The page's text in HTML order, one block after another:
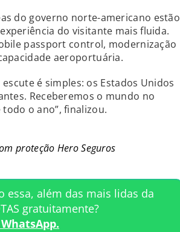
do governo norte-americano estão
do visitante mais fluida.
passport control, modernização
aeroportuária.
é simples: os Estados Unidos
Receberemos o mundo no
o ano”, finalizou.
proteção Hero Seguros
essa, além das mais lidas da
gratuitamente?